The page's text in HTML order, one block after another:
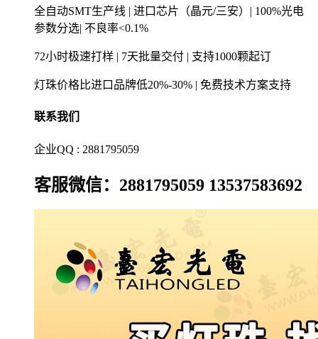
全自动SMT生产线 | 进口芯片（晶元/三安）| 100%光电
参数分选| 不良率<0.1%
72小时极速打样 | 7天批量交付 | 支持1000颗起订
灯珠价格比进口品牌低20%-30% | 免费技术方案支持
联系我们
企业QQ : 2881795059
客服微信：2881795059 13537583692